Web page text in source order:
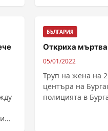
БЪЛГАРИЯ
Откриха
05/01/2022
Труп на жена на
центъра на